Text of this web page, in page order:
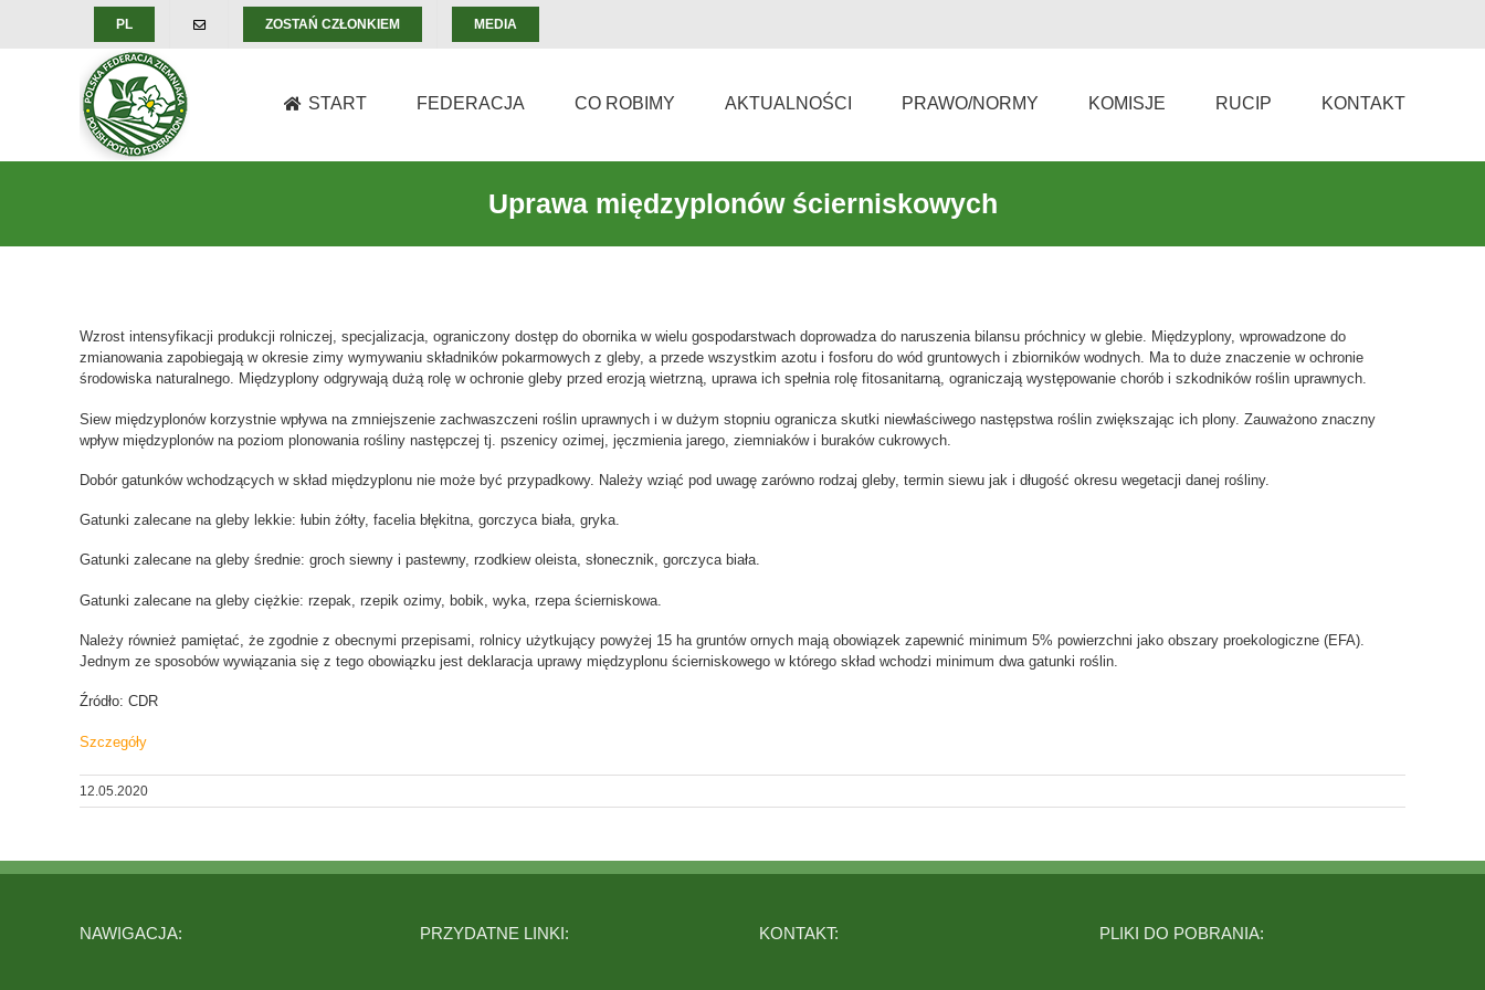
PL ZOSTAŃ CZŁONKIEM MEDIA
START FEDERACJA CO ROBIMY AKTUALNOŚCI PRAWO/NORMY KOMISJE RUCIP KONTAKT
Uprawa międzyplonów ścierniskowych
Wzrost intensyfikacji produkcji rolniczej, specjalizacja, ograniczony dostęp do obornika w wielu gospodarstwach doprowadza do naruszenia bilansu próchnicy w glebie. Międzyplony, wprowadzone do
zmianowania zapobiegają w okresie zimy wymywaniu składników pokarmowych z gleby, a przede wszystkim azotu i fosforu do wód gruntowych i zbiorników wodnych. Ma to duże znaczenie w ochronie
środowiska naturalnego. Międzyplony odgrywają dużą rolę w ochronie gleby przed erozją wietrzną, uprawa ich spełnia rolę fitosanitarną, ograniczają występowanie chorób i szkodników roślin uprawnych.
Siew międzyplonów korzystnie wpływa na zmniejszenie zachwaszczeni roślin uprawnych i w dużym stopniu ogranicza skutki niewłaściwego następstwa roślin zwiększając ich plony. Zauważono znaczny
wpływ międzyplonów na poziom plonowania rośliny następczej tj. pszenicy ozimej, jęczmienia jarego, ziemniaków i buraków cukrowych.
Dobór gatunków wchodzących w skład międzyplonu nie może być przypadkowy. Należy wziąć pod uwagę zarówno rodzaj gleby, termin siewu jak i długość okresu wegetacji danej rośliny.
Gatunki zalecane na gleby lekkie: łubin żółty, facelia błękitna, gorczyca biała, gryka.
Gatunki zalecane na gleby średnie: groch siewny i pastewny, rzodkiew oleista, słonecznik, gorczyca biała.
Gatunki zalecane na gleby ciężkie: rzepak, rzepik ozimy, bobik, wyka, rzepa ścierniskowa.
Należy również pamiętać, że zgodnie z obecnymi przepisami, rolnicy użytkujący powyżej 15 ha gruntów ornych mają obowiązek zapewnić minimum 5% powierzchni jako obszary proekologiczne (EFA).
Jednym ze sposobów wywiązania się z tego obowiązku jest deklaracja uprawy międzyplonu ścierniskowego w którego skład wchodzi minimum dwa gatunki roślin.
Źródło: CDR
Szczegóły
12.05.2020
NAWIGACJA: PRZYDATNE LINKI: KONTAKT: PLIKI DO POBRANIA: